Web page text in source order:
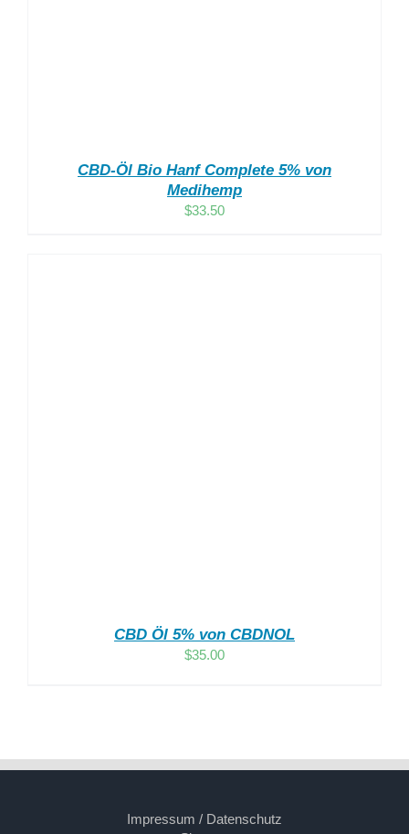
CBD-Öl Bio Hanf Complete 5% von
Medihemp
$33.50
CBD Öl 5% von CBDNOL
$35.00
Impressum / Datenschutz